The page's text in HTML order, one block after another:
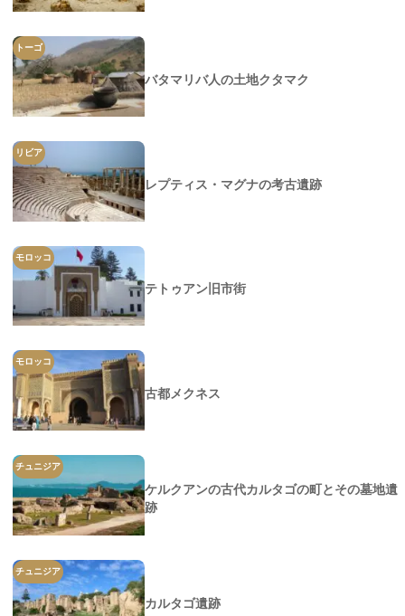
トーゴ
バタマリバ人の土地クタマク
リビア
レプティス・マグナの考古遺跡
モロッコ
テトゥアン旧市街
モロッコ
古都メクネス
チュニジア
ケルクアンの古代カルタゴの町とその墓地遺
跡
チュニジア
カルタゴ遺跡